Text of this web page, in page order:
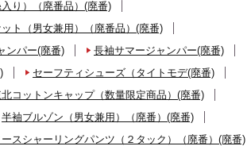
り）（廃番品）(廃番)
ト（男女兼用）（廃番品）(廃番)
ンパー(廃番)
長袖サマージャンパー(廃番)
セーフティシューズ（タイトモデ(廃番)
コットンキャップ（数量限定商品）(廃番)
半袖ブルゾン（男女兼用）（廃番）(廃番)
ースシャーリングパンツ（２タック）（廃番）(廃番)